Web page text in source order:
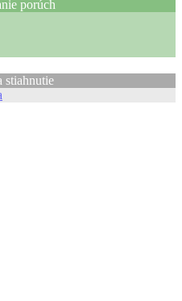
porúch
stiahnutie